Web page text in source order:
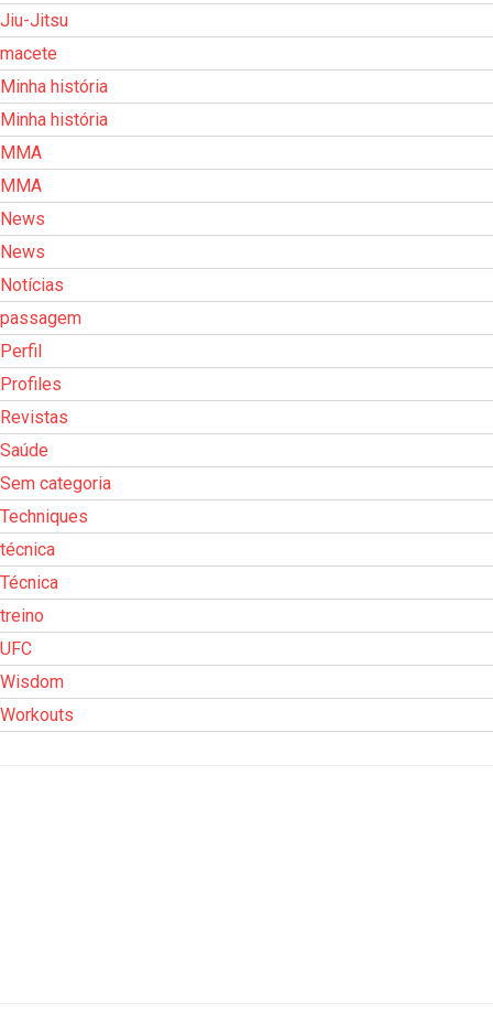
Jiu-Jitsu
macete
Minha história
Minha história
MMA
MMA
News
News
Notícias
passagem
Perfil
Profiles
Revistas
Saúde
Sem categoria
Techniques
técnica
Técnica
treino
UFC
Wisdom
Workouts